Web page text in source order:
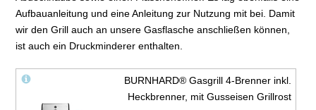
Aufbauanleitung und eine Anleitung zur Nutzung mit bei. Damit
wir den Grill auch an unsere Gasflasche anschließen können,
ist auch ein Druckminderer enthalten.
BURNHARD® Gasgrill 4-Brenner inkl.
Heckbrenner, mit Gusseisen Grillrost